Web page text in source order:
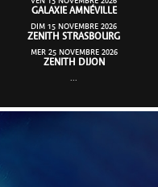
GALAXIE AMNÉVILLE
DIM 15 NOVEMBRE 2026
ZENITH STRASBOURG
MER 25 NOVEMBRE 2026
ZENITH DIJON